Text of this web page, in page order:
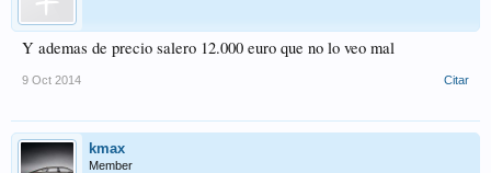
Y ademas de precio salero 12.000 euro que no lo veo mal
9 Oct 2014 Citar
kmax
Member